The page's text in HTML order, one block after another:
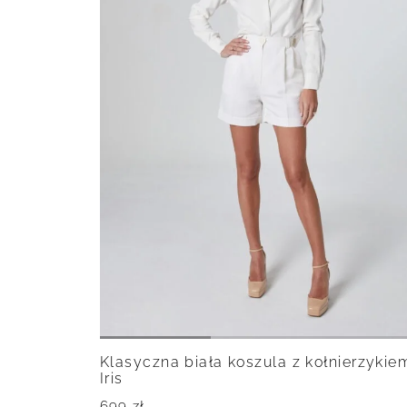
Klasyczna biała koszula z
Iris